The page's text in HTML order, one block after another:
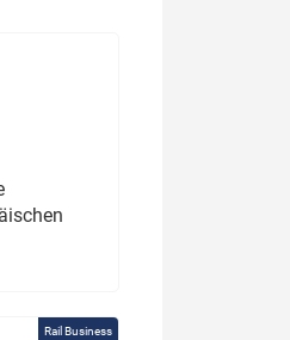
Rail Business